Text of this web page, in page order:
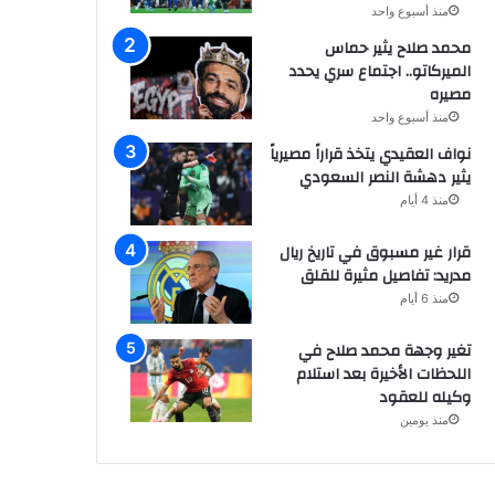
منذ أسبوع واحد
محمد صلاح يثير حماس
الميركاتو.. اجتماع سري يحدد
مصيره
منذ أسبوع واحد
نواف العقيدي يتخذ قراراً مصيرياً
يثير دهشة النصر السعودي
منذ 4 أيام
قرار غير مسبوق في تاريخ ريال
مدريد: تفاصيل مثيرة للقلق
منذ 6 أيام
تغير وجهة محمد صلاح في
اللحظات الأخيرة بعد استلام
وكيله للعقود
منذ يومين